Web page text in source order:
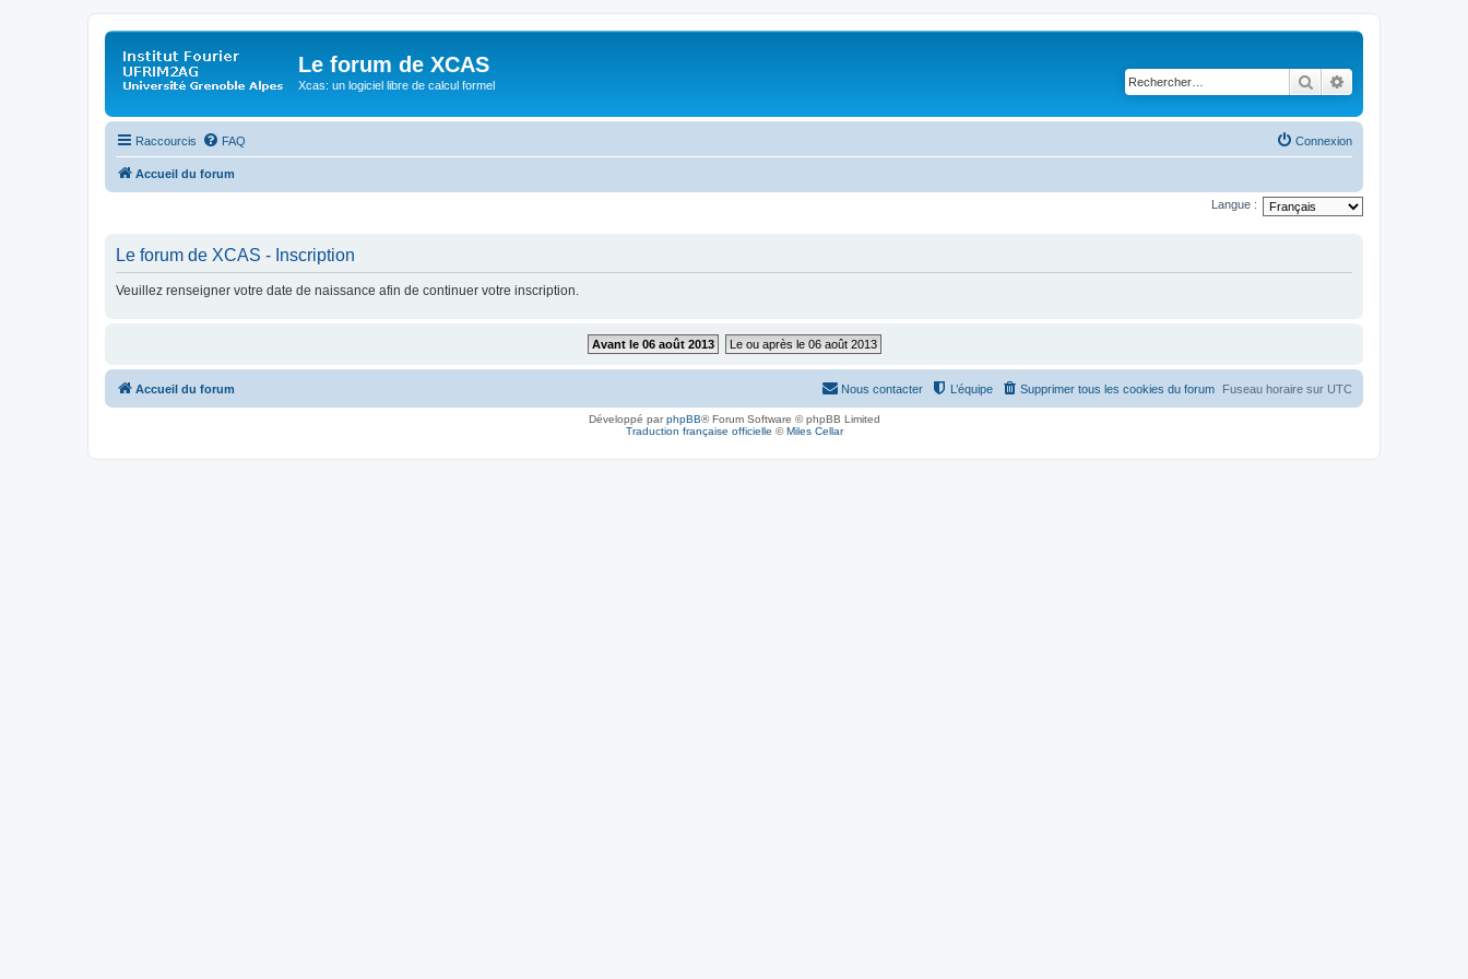
Le forum de XCAS
Xcas: un logiciel libre de calcul formel Rechercher
Raccourcis FAQ Connexion
Accueil du forum
Langue :
Le forum de XCAS - Inscription
Veuillez renseigner votre date de naissance afin de continuer votre inscription.
Avant le 06 août 2013 Le ou après le 06 août 2013
Accueil du forum Fuseau horaire sur UTC
Supprimer tous les cookies du forum
L’équipe
Nous contacter
Développé parphpBB® Forum Software © phpBB Limited
Traduction française officielle ©Miles Cellar